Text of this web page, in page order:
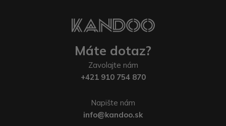
Máte dotaz?
Zavolajte nám
+421 910 754 870
Napište nám
info@kandoo.sk